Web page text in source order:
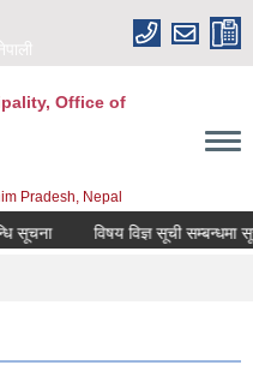
Office of
Pradesh, Nepal
सूचना विषय विज्ञ सूची सम्बन्धमा